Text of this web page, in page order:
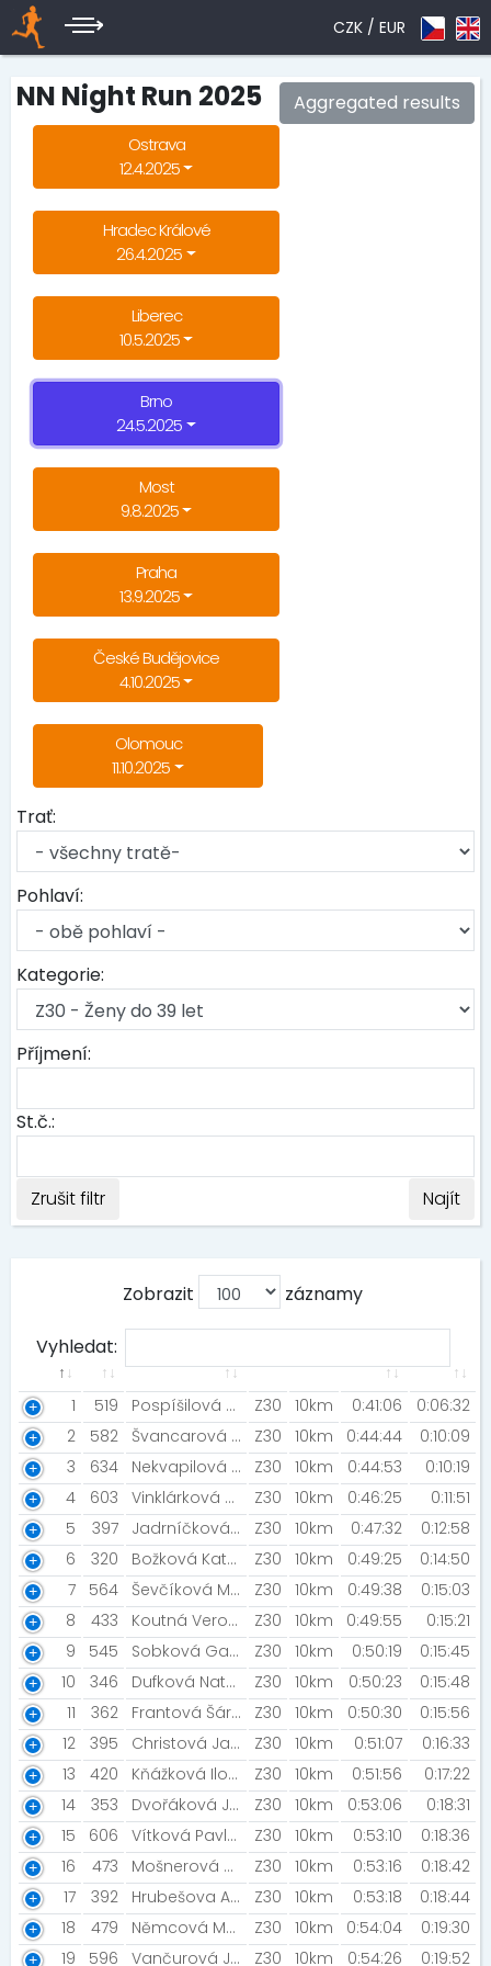
CZK / EUR
Aggregated results
NN Night Run 2025
Ostrava
12.4.2025
Hradec Králové
26.4.2025
Liberec
10.5.2025
Brno
24.5.2025
Most
9.8.2025
Praha
13.9.2025
České Budějovice
4.10.2025
Olomouc
11.10.2025
Trať:
Pohlaví:
Kategorie:
Příjmení:
St.č.:
Zrušit filtr Najít
Zobrazit záznamy
Vyhledat:
1 519 Pospíšilová Kateřina Z30 10km 0:41:06
0:06:32
2
582 Švancarová Kateřina [SK Skol Brno ] Z30 10km 0:44:44
0:10:09
3
634 Nekvapilová Nikola Z30 10km 0:44:53
0:10:19
4
603 Vinklárková Marie [NN Night Run Team] Z30 10km 0:46:25
0:11:51
5
397 Jadrníčková Mariana [In my running era (IMRE)] Z30 10km 0:47:32
0:12:58
6
320 Božková Kateřina Z30 10km 0:49:25
0:14:50
7
564 Ševčíková Markéta [Šneci v běhu] Z30 10km 0:49:38
0:15:03
8
433 Koutná Veronika Z30 10km 0:49:55
0:15:21
9
545 Sobková Gabriela [Sobíci] Z30 10km 0:50:19
0:15:45
10
346 Dufková Natálie Z30 10km 0:50:23
0:15:48
11
362 Frantová Šárka Z30 10km 0:50:30
0:15:56
12
395 Christová Jana [MIZUNO TEAM] Z30 10km 0:51:07
0:16:33
13
420 Kňážková Ilona Z30 10km 0:51:56
0:17:22
14
353 Dvořáková Jitka [Atletika Alojzov] Z30 10km 0:53:06
0:18:31
15
606 Vítková Pavlína Z30 10km 0:53:10
0:18:36
16
473 Mošnerová Veronika Z30 10km 0:53:16
0:18:42
17
392 Hrubešova Alena Z30 10km 0:53:18
0:18:44
18
479 Němcová Monika Z30 10km 0:54:04
0:19:30
19
596 Vančurová Jitka Z30 10km 0:54:26 0:19:52